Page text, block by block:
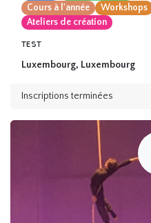
Cours à l'année
Workshops
Ateliers de création
test
Luxembourg, Luxembourg
Inscriptions terminées